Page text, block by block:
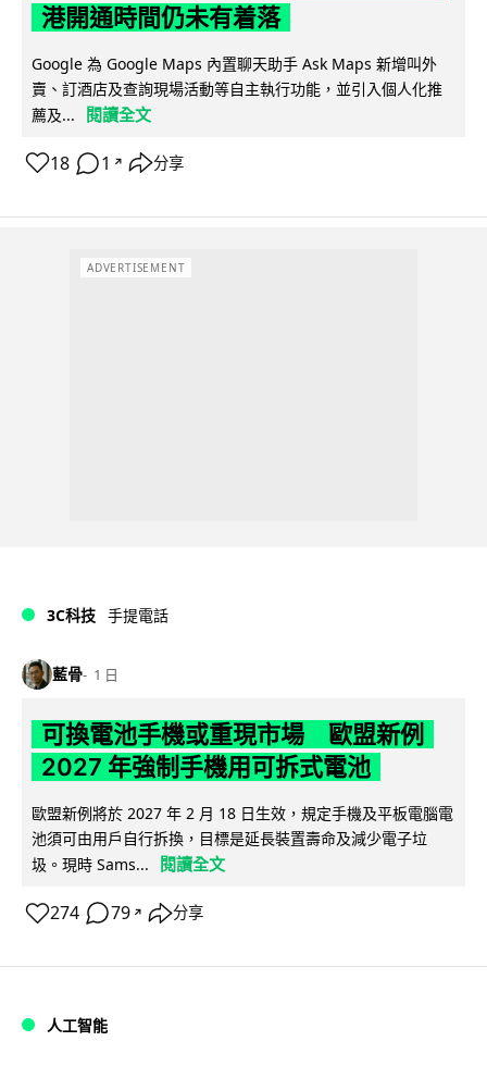
港開通時間仍未有着落
Google 為 Google Maps 內置聊天助手 Ask Maps 新增叫外
賣、訂酒店及查詢現場活動等自主執行功能，並引入個人化推
薦及...
閱讀全文
18 1 ↗ 分享
ADVERTISEMENT
3C科技 手提電話
藍骨 1 日
可換電池手機或重現市場 歐盟新例
2027 年強制手機用可拆式電池
歐盟新例將於 2027 年 2 月 18 日生效，規定手機及平板電腦電
池須可由用戶自行拆換，目標是延長裝置壽命及減少電子垃
圾。現時 Sams...
閱讀全文
274 79 ↗ 分享
人工智能